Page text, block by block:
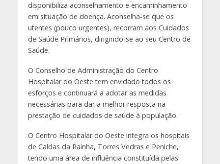
disponibiliza aconselhamento e encaminhamento
em situação de doença. Aconselha-se que os
utentes (pouco urgentes), recorram aos Cuidados
de Saúde Primários, dirigindo-se ao seu Centro de
Saúde.
O Conselho de Administração do Centro
Hospitalar do Oeste tem envidado todos os
esforços e continuará a adotar as medidas
necessárias para dar a melhor resposta na
prestação de cuidados de saúde à população.
O Centro Hospitalar do Oeste integra os hospitais
de Caldas da Rainha, Torres Vedras e Peniche,
tendo uma área de influência constituída pelas